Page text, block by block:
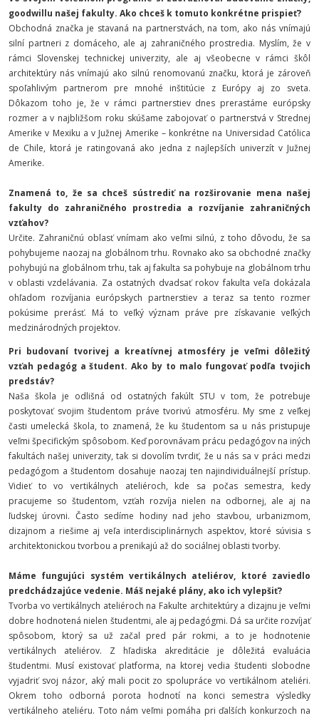
goodwillu našej fakulty. Ako chceš k tomuto konkrétne prispieť?
Obchodná značka je stavaná na partnerstvách, na tom, ako nás vnímajú
silní partneri z domáceho, ale aj zahraničného prostredia. Myslím, že v
rámci Slovenskej technickej univerzity, ale aj všeobecne v rámci škôl
architektúry nás vnímajú ako silnú renomovanú značku, ktorá je zároveň
spoľahlivým partnerom pre mnohé inštitúcie z Európy aj zo sveta.
Dôkazom toho je, že v rámci partnerstiev dnes prerastáme európsky
rozmer a v najbližšom roku skúšame zabojovať o partnerstvá v Strednej
Amerike v Mexiku a v Južnej Amerike – konkrétne na Universidad Católica
de Chile, ktorá je ratingovaná ako jedna z najlepších univerzít v Južnej
Amerike.
Znamená to, že sa chceš sústrediť na rozširovanie mena našej
fakulty do zahraničného prostredia a rozvíjanie zahraničných
vzťahov?
Určite. Zahraničnú oblasť vnímam ako veľmi silnú, z toho dôvodu, že sa
pohybujeme naozaj na globálnom trhu. Rovnako ako sa obchodné značky
pohybujú na globálnom trhu, tak aj fakulta sa pohybuje na globálnom trhu
v oblasti vzdelávania. Za ostatných dvadsať rokov fakulta veľa dokázala
ohľadom rozvíjania európskych partnerstiev a teraz sa tento rozmer
pokúsime prerásť. Má to veľký význam práve pre získavanie veľkých
medzinárodných projektov.
Pri budovaní tvorivej a kreatívnej atmosféry je veľmi dôležitý
vzťah pedagóg a študent. Ako by to malo fungovať podľa tvojich
predstáv?
Naša škola je odlišná od ostatných fakúlt STU v tom, že potrebuje
poskytovať svojim študentom práve tvorivú atmosféru. My sme z veľkej
časti umelecká škola, to znamená, že ku študentom sa u nás pristupuje
veľmi špecifickým spôsobom. Keď porovnávam prácu pedagógov na iných
fakultách našej univerzity, tak si dovolím tvrdiť, že u nás sa v práci medzi
pedagógom a študentom dosahuje naozaj ten najindividuálnejší prístup.
Vidieť to vo vertikálnych ateliéroch, kde sa počas semestra, kedy
pracujeme so študentom, vzťah rozvíja nielen na odbornej, ale aj na
ľudskej úrovni. Často sedíme hodiny nad jeho stavbou, urbanizmom,
dizajnom a riešime aj veľa interdisciplinárnych aspektov, ktoré súvisia s
architektonickou tvorbou a prenikajú až do sociálnej oblasti tvorby.
Máme fungujúci systém vertikálnych ateliérov, ktoré zaviedlo
predchádzajúce vedenie. Máš nejaké plány, ako ich vylepšiť?
Tvorba vo vertikálnych ateliéroch na Fakulte architektúry a dizajnu je veľmi
dobre hodnotená nielen študentmi, ale aj pedagógmi. Dá sa určite rozvíjať
spôsobom, ktorý sa už začal pred pár rokmi, a to je hodnotenie
vertikálnych ateliérov. Z hľadiska akreditácie je dôležitá evaluácia
študentmi. Musí existovať platforma, na ktorej vedia študenti slobodne
vyjadriť svoj názor, aký mali pocit zo spolupráce vo vertikálnom ateliéri.
Okrem toho odborná porota hodnotí na konci semestra výsledky
vertikálneho ateliéru. Toto nám veľmi pomáha pri ďalších konkurzoch na